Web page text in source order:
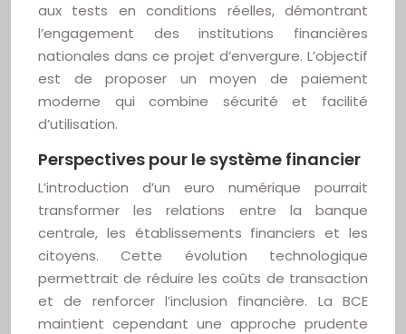
aux tests en conditions réelles, démontrant
l’engagement des institutions financières
nationales dans ce projet d’envergure. L’objectif
est de proposer un moyen de paiement
moderne qui combine sécurité et facilité
d’utilisation.
Perspectives pour le système financier
L’introduction d’un euro numérique pourrait
transformer les relations entre la banque
centrale, les établissements financiers et les
citoyens. Cette évolution technologique
permettrait de réduire les coûts de transaction
et de renforcer l’inclusion financière. La BCE
maintient cependant une approche prudente